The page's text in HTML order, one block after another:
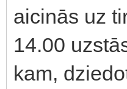
aicinās uz
14.00
kam,